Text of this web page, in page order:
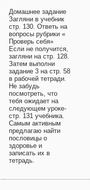
Домашнее задание
Загляни в учебник
стр. 130. Ответь на
вопросы рубрики «
Проверь себя»
Если не получится,
загляни на стр. 128.
Затем выполни
задание 3 на стр. 58
в рабочей тетради.
Не забудь
посмотреть, что
тебя ожидает на
следующем уроке-
стр. 131 учебника.
Самым активным
предлагаю найти
пословицы о
здоровье и
записать их в
тетрадь.